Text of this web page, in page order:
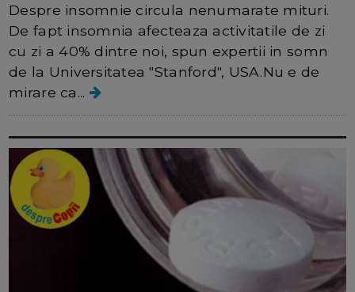
Despre insomnie circula nenumarate mituri.
De fapt insomnia afecteaza activitatile de zi
cu zi a 40% dintre noi, spun expertii in somn
de la Universitatea "Stanford", USA.Nu e de
mirare ca...